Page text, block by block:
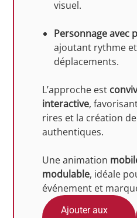
visuel.
Personnage avec
ajoutant rythme
déplacements.
L’approche est
interactive,
rires et la création
authentiques.
Une animation
modulable, idéale
événement et
Ajouter aux